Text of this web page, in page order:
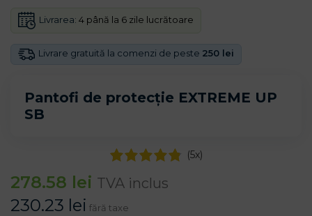
Pantofi de protecție EXTREME UP
SB
Livrare gratuită la comenzi de peste 250 lei
Livrarea: 4 până la 6 zile lucrătoare
(5x)
278.58 lei TVA inclus
230.23 lei fără taxe